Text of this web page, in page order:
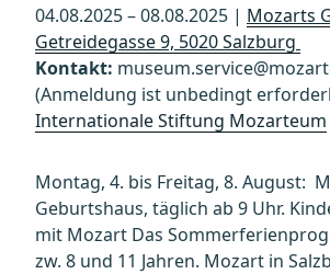
04.08.2025 – 08.08.2025 | Mozarts
Getreidegasse 9, 5020 Salzburg
Kontakt:
(Anmeldung ist unbedingt
Internationale Stiftung Mozarteum
Montag, 4. bis Freitag, 8. August:
Geburtshaus, täglich ab 9 Uhr.
mit Mozart Das
zw. 8 und 11 Jahren. Mozart in